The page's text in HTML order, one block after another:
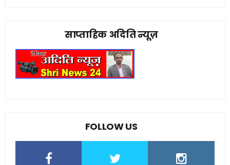
साप्ताहिक अदिति न्यूज़
FOLLOW US